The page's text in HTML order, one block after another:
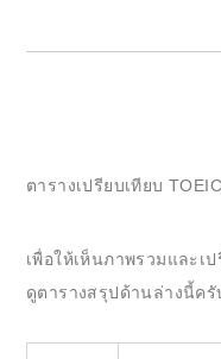
ตารางเปรียบเทียบ
เพื่อให้เห็นภาพรวมและเ
ดูตารางสรุปด้านล่างนี้ครั